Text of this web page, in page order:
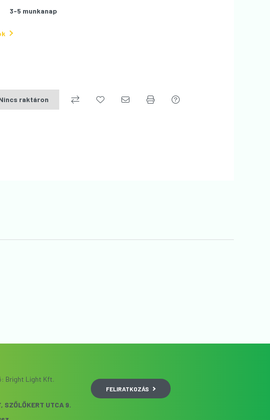
3-5 munkanap
raktáron
Bright Light Kft.
SZŐLŐKERT UTCA 9.
FELIRATKOZÁS